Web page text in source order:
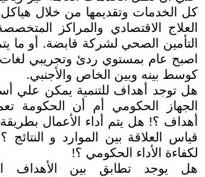
كل الخدمات وتقديمها من خلال
العلاج الاقتصادي والمراكز
التأمين الصحي لشركة قابضة. أو ما
اصبح عام بمستوي ردئ وتجريبي
كوسط بينه وبين الخاص والأجنبي.
هل توجد أهداف للتنمية يمكن علي
الجهاز الحكومي أم أن الحكومة
أهداف ؟! هل يتم أداء الأعمال
قياس العلاقة بين الموارد و
لكفاءة الأداء الحكومي ؟!
هل يوجد تطابق بين الأهداف